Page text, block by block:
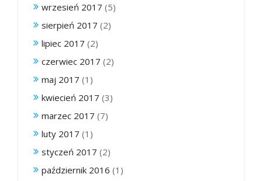
wrzesień 2017 (5)
sierpień 2017 (2)
lipiec 2017 (2)
czerwiec 2017 (2)
maj 2017 (1)
kwiecień 2017 (3)
marzec 2017 (7)
luty 2017 (1)
styczeń 2017 (2)
październik 2016 (1)